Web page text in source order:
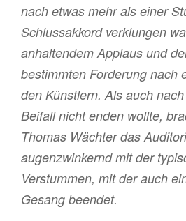
nach etwas mehr als einer
Schlussakkord verklungen
anhaltendem Applaus und
bestimmten Forderung nach
den Künstlern. Als auch
Beifall nicht enden wollte,
Thomas Wächter das
augenzwinkernd mit der
Verstummen, mit der auch
Gesang beendet.